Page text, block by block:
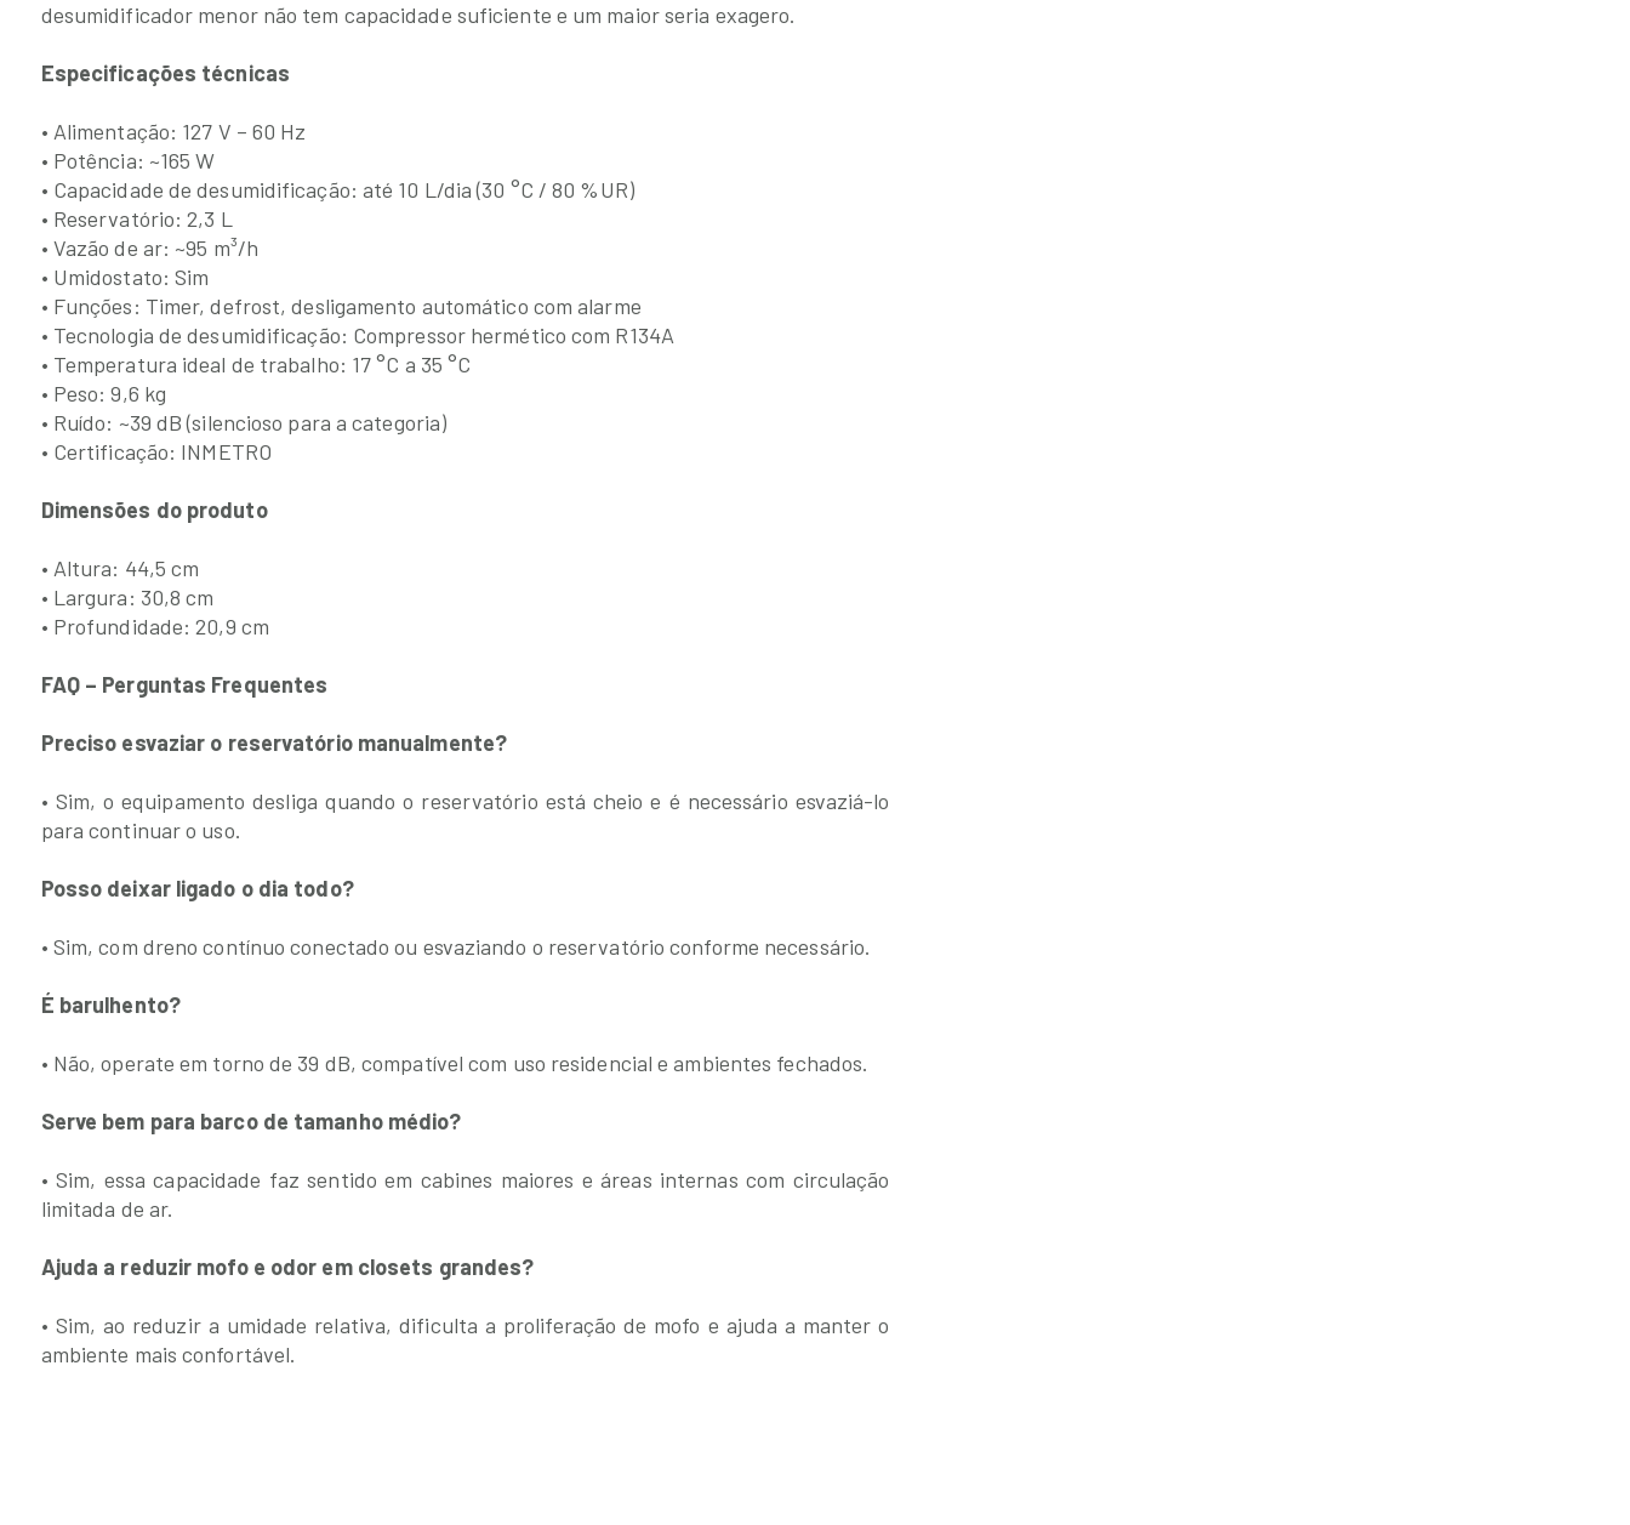
desumidificador menor não tem capacidade suficiente e um maior seria exagero.
Especificações técnicas
• Alimentação: 127 V – 60 Hz
• Potência: ~165 W
• Capacidade de desumidificação: até 10 L/dia (30 °C / 80 %UR)
• Reservatório: 2,3 L
• Vazão de ar: ~95 m³/h
• Umidostato: Sim
• Funções: Timer, defrost, desligamento automático com alarme
• Tecnologia de desumidificação: Compressor hermético com R134A
• Temperatura ideal de trabalho: 17 °C a 35 °C
• Peso: 9,6 kg
• Ruído: ~39 dB (silencioso para a categoria)
• Certificação: INMETRO
Dimensões do produto
• Altura: 44,5 cm
• Largura: 30,8 cm
• Profundidade: 20,9 cm
FAQ – Perguntas Frequentes
Preciso esvaziar o reservatório manualmente?
• Sim, o equipamento desliga quando o reservatório está cheio e é necessário esvaziá-lo
para continuar o uso.
Posso deixar ligado o dia todo?
• Sim, com dreno contínuo conectado ou esvaziando o reservatório conforme necessário.
É barulhento?
• Não, operate em torno de 39 dB, compatível com uso residencial e ambientes fechados.
Serve bem para barco de tamanho médio?
• Sim, essa capacidade faz sentido em cabines maiores e áreas internas com circulação
limitada de ar.
Ajuda a reduzir mofo e odor em closets grandes?
• Sim, ao reduzir a umidade relativa, dificulta a proliferação de mofo e ajuda a manter o
ambiente mais confortável.